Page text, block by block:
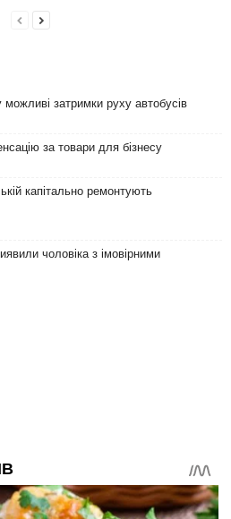
затримки руху автобусів
за товари для бізнесу
капітально ремонтують
чоловіка з імовірними